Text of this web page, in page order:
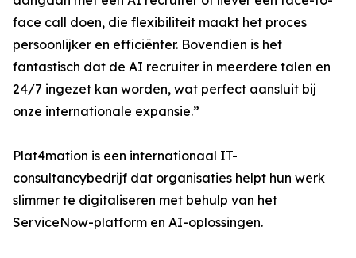
face call doen, die flexibiliteit maakt het proces
persoonlijker en efficiënter. Bovendien is het
fantastisch dat de AI recruiter in meerdere talen en
24/7 ingezet kan worden, wat perfect aansluit bij
onze internationale expansie.”
Plat4mation is een internationaal IT-
consultancybedrijf dat organisaties helpt hun werk
slimmer te digitaliseren met behulp van het
ServiceNow-platform en AI-oplossingen.